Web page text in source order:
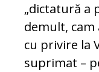
„dictatură a
demult, cam
cu privire la
suprimat –